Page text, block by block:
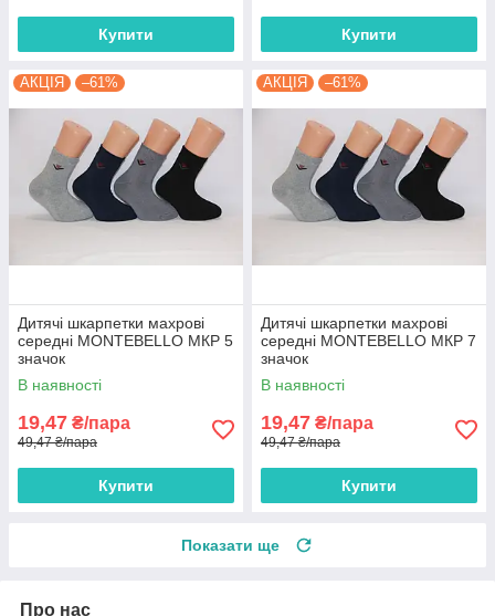
Купити Купити
АКЦІЯ –61%
Дитячі шкарпетки махрові
середні MONTEBELLO МКР 5
значок
В наявності
19,47 ₴/пара
49,47 ₴/пара
Купити
АКЦІЯ –61%
Дитячі шкарпетки махрові
середні MONTEBELLO МКР 7
значок
В наявності
19,47 ₴/пара
49,47 ₴/пара
Купити
Показати ще
Про нас